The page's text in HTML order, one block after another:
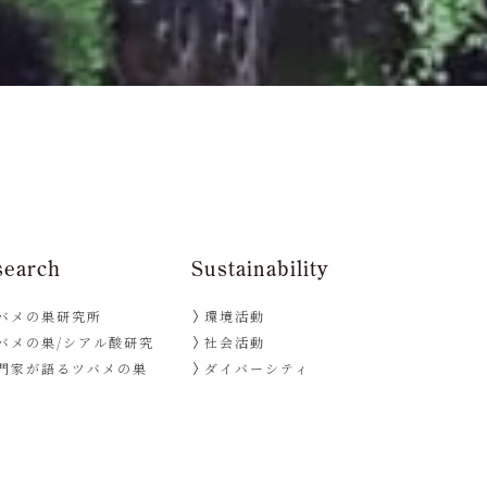
メの巣研究所
メの巣/シアル酸研究
家が語るツバメの巣
Sustainability
環境活動
社会活動
ダイバーシティ